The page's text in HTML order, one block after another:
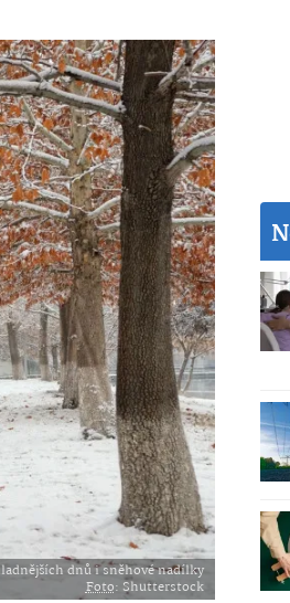
dnů i sněhové nadílky
Foto: Shutterstock